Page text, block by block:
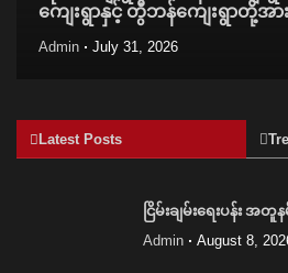
ကျေးရွာနှင့် တွီဘန်ကျေးရွာတို့အ
Admin July 31, 2026
Latest Posts
ငြိမ်းချမ်းရေးပန်း အတူန
Admin August 8,